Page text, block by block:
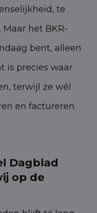
te
het BKR-
bent, alleen
is precies waar
terwijl ze wél
en factureren.
Dagblad
op de